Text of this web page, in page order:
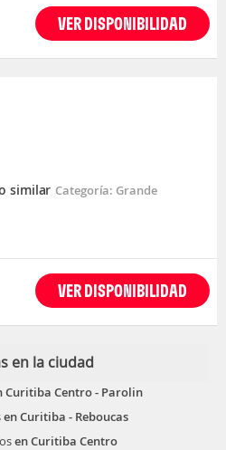
VER DISPONIBILIDAD
similar Categoría: Grande
VER DISPONIBILIDAD
en la ciudad
Curitiba Centro - Parolin
en Curitiba - Reboucas
en Curitiba Centro